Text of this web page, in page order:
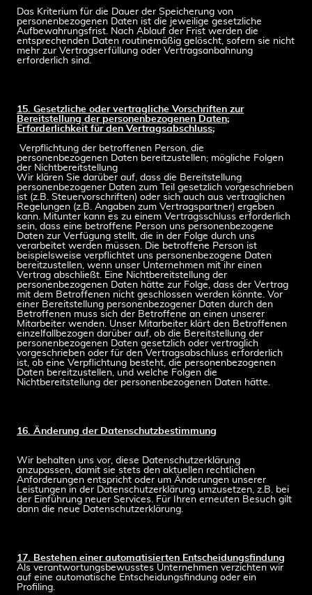
Das Kriterium für die Dauer der Speicherung von
personenbezogenen Daten ist die jeweilige gesetzliche
Aufbewahrungsfrist. Nach Ablauf der Frist werden die
entsprechenden Daten routinemäßig gelöscht, sofern sie nicht
mehr zur Vertragserfüllung oder Vertragsanbahnung
erforderlich sind.
15. Gesetzliche oder vertragliche Vorschriften zur
Bereitstellung der personenbezogenen Daten;
Erforderlichkeit für den Vertragsabschluss;
Verpflichtung der betroffenen Person, die
personenbezogenen Daten bereitzustellen; mögliche Folgen
der Nichtbereitstellung
Wir klären Sie darüber auf, dass die Bereitstellung
personenbezogener Daten zum Teil gesetzlich vorgeschrieben
ist (z.B. Steuervorschriften) oder sich auch aus vertraglichen
Regelungen (z.B. Angaben zum Vertragspartner) ergeben
kann. Mitunter kann es zu einem Vertragsschluss erforderlich
sein, dass eine betroffene Person uns personenbezogene
Daten zur Verfügung stellt, die in der Folge durch uns
verarbeitet werden müssen. Die betroffene Person ist
beispielsweise verpflichtet uns personenbezogene Daten
bereitzustellen, wenn unser Unternehmen mit ihr einen
Vertrag abschließt. Eine Nichtbereitstellung der
personenbezogenen Daten hätte zur Folge, dass der Vertrag
mit dem Betroffenen nicht geschlossen werden könnte. Vor
einer Bereitstellung personenbezogener Daten durch den
Betroffenen muss sich der Betroffene an einen unserer
Mitarbeiter wenden. Unser Mitarbeiter klärt den Betroffenen
einzelfallbezogen darüber auf, ob die Bereitstellung der
personenbezogenen Daten gesetzlich oder vertraglich
vorgeschrieben oder für den Vertragsabschluss erforderlich
ist, ob eine Verpflichtung besteht, die personenbezogenen
Daten bereitzustellen, und welche Folgen die
Nichtbereitstellung der personenbezogenen Daten hätte.
16. Änderung der Datenschutzbestimmung
Wir behalten uns vor, diese Datenschutzerklärung
anzupassen, damit sie stets den aktuellen rechtlichen
Anforderungen entspricht oder um Änderungen unserer
Leistungen in der Datenschutzerklärung umzusetzen, z.B. bei
der Einführung neuer Services. Für Ihren erneuten Besuch gilt
dann die neue Datenschutzerklärung.
17. Bestehen einer automatisierten Entscheidungsfindung
Als verantwortungsbewusstes Unternehmen verzichten wir
auf eine automatische Entscheidungsfindung oder ein
Profiling.